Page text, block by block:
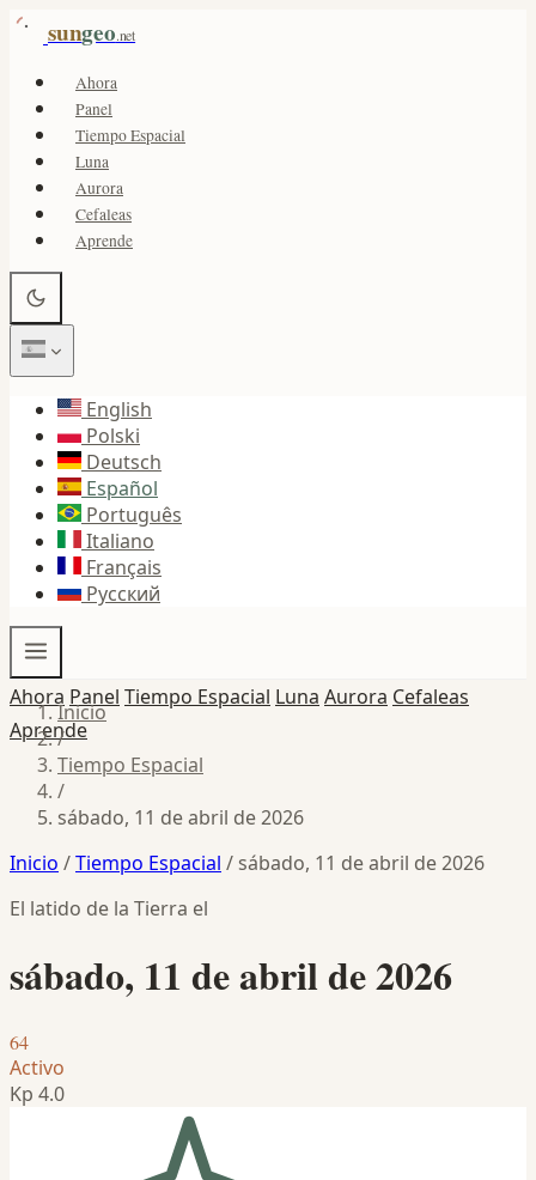
sungeo.net
Ahora
Panel
Tiempo Espacial
Luna
Aurora
Cefaleas
Aprende
English
Polski
Deutsch
Español
Português
Italiano
Français
Русский
Ahora Panel Tiempo Espacial Luna Aurora Cefaleas
Aprende
Inicio
/
Tiempo Espacial
/
sábado, 11 de abril de 2026
Inicio /Tiempo Espacial / sábado, 11 de abril de 2026
El latido de la Tierra el
sábado, 11 de abril de 2026
64
Activo
Kp 4.0